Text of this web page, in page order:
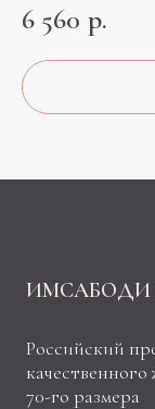
6 560 р.
ИМСАБОДИ
Российский
качественного
70-го размера